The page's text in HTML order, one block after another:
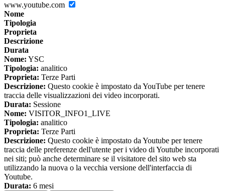
www.youtube.com
Nome
Tipologia
Proprieta
Descrizione
Durata
Nome: YSC
Tipologia: analitico
Proprieta: Terze Parti
Descrizione: Questo cookie è impostato da YouTube per tenere
traccia delle visualizzazioni dei video incorporati.
Durata: Sessione
Nome: VISITOR_INFO1_LIVE
Tipologia: analitico
Proprieta: Terze Parti
Descrizione: Questo cookie è impostato da Youtube per tenere
traccia delle preferenze dell'utente per i video di Youtube incorporati
nei siti; può anche determinare se il visitatore del sito web sta
utilizzando la nuova o la vecchia versione dell'interfaccia di
Youtube.
Durata: 6 mesi